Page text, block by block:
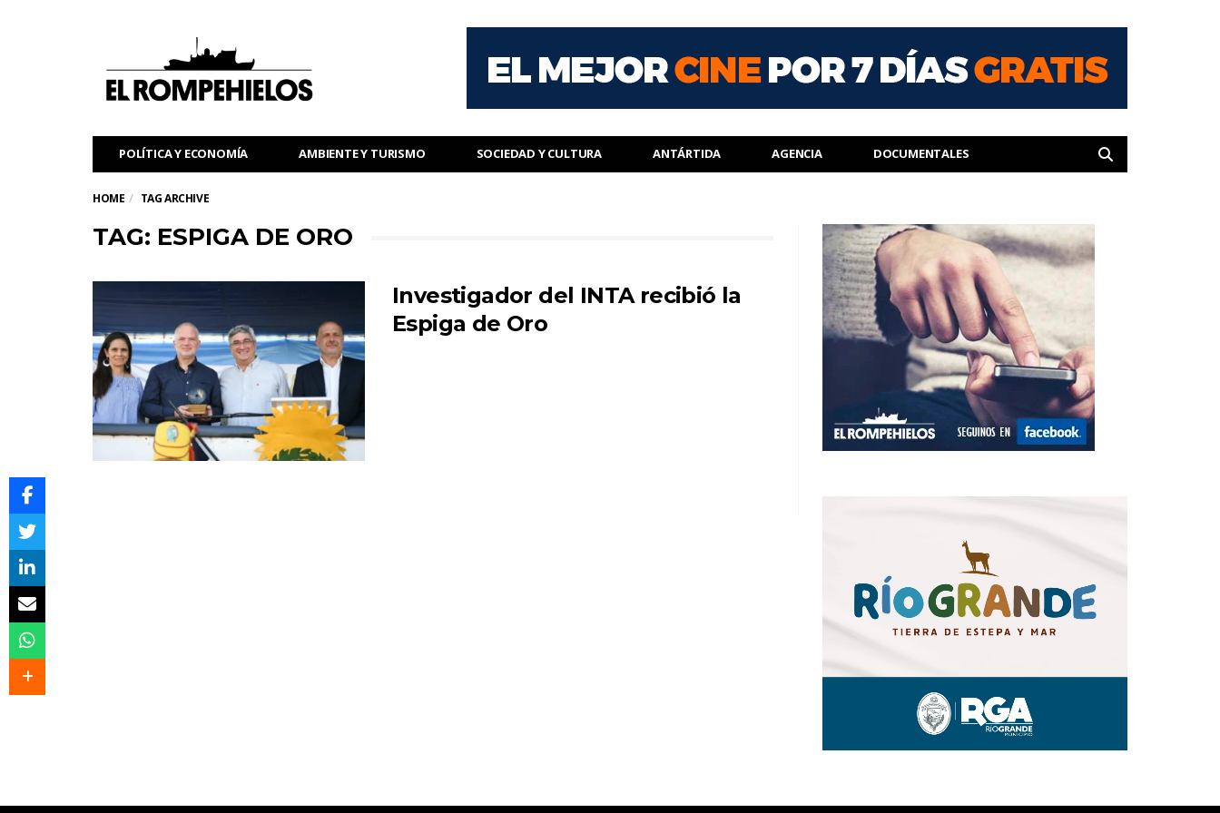
POLÍTICA Y ECONOMÍA AMBIENTE Y TURISMO SOCIEDAD Y CULTURA ANTÁRTIDA AGENCIA DOCUMENTALES
HOME TAG ARCHIVE
TAG: ESPIGA DE ORO
Investigador del INTA recibió la
Espiga de Oro